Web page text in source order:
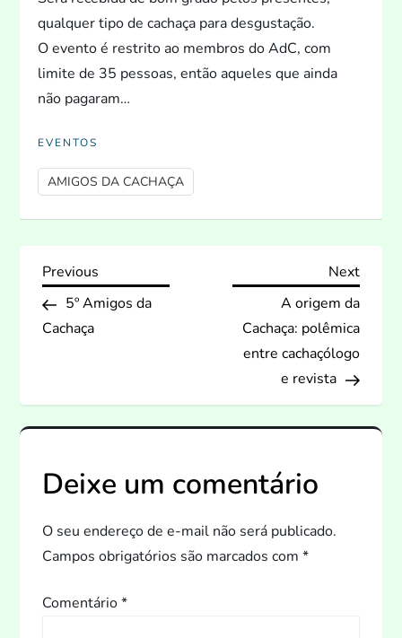
qualquer tipo de cachaça para desgustação.
O evento é restrito ao membros do AdC, com
limite de 35 pessoas, então aqueles que ainda
não pagaram…
EVENTOS
AMIGOS DA CACHAÇA
N
a
e
a
ç
ã
o
Previous
Post
Previous
5º Amigos da
Cachaça
Next
Post
Next
A origem da
Cachaça: polêmica
entre cachaçólogo
e revista
Deixe um comentário
O seu endereço de e-mail não será publicado.
Campos obrigatórios são marcados com*
Comentário*